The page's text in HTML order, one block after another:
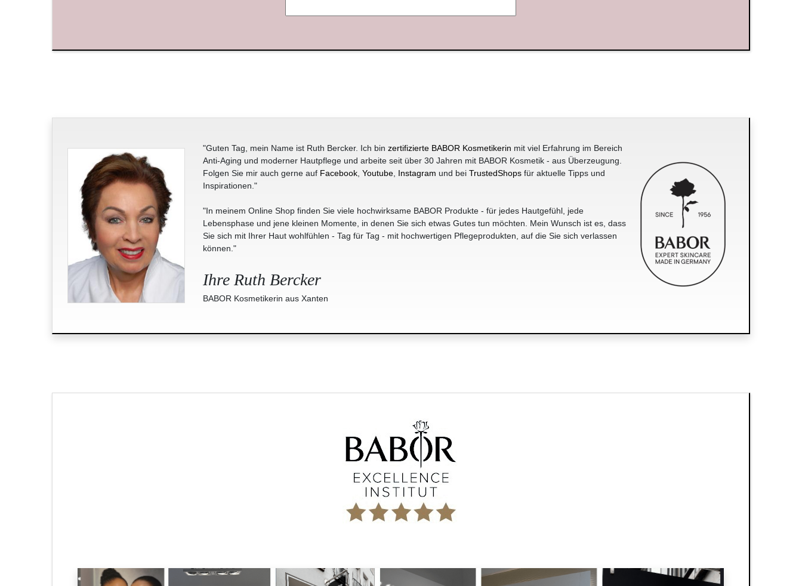
"Guten Tag, mein Name ist Ruth Bercker. Ich bin zertifizierte BABOR Kosmetikerin mit viel Erfahrung im Bereich
Anti-Aging und moderner Hautpflege und arbeite seit über 30 Jahren mit BABOR Kosmetik - aus Überzeugung.
Folgen Sie mir auch gerne auf Facebook, Youtube, Instagram und bei TrustedShopsfür aktuelle Tipps und
Inspirationen."
"In meinem Online Shop finden Sie viele hochwirksame BABOR Produkte - für jedes Hautgefühl, jede
Lebensphase und jene kleinen Momente, in denen Sie sich etwas Gutes tun möchten. Mein Wunsch ist es, dass
Sie sich mit Ihrer Haut wohlfühlen - Tag für Tag - mit hochwertigen Pflegeprodukten, auf die Sie sich verlassen
können."
Ihre Ruth Bercker
BABOR Kosmetikerin aus Xanten